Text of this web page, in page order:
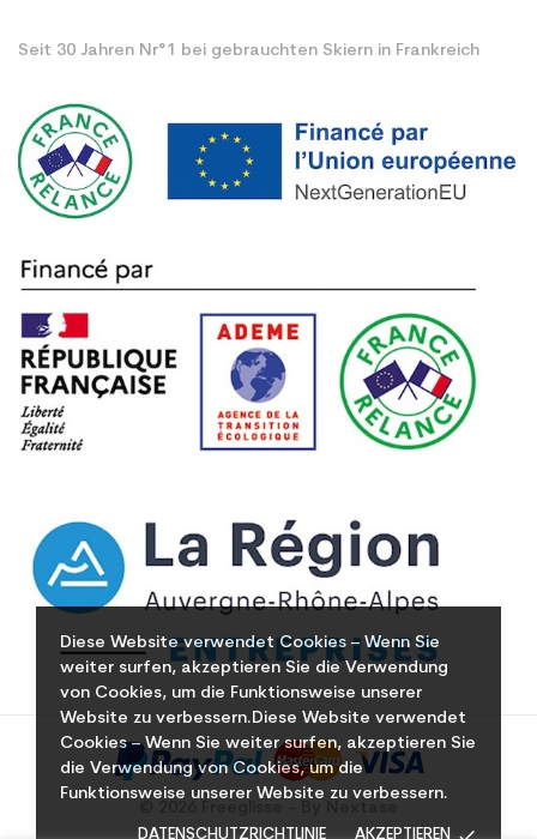
Diese Website verwendet Cookies – Wenn Sie
weiter surfen, akzeptieren Sie die Verwendung
von Cookies, um die Funktionsweise unserer
Website zu verbessern.Diese Website verwendet
Cookies – Wenn Sie weiter surfen, akzeptieren Sie
die Verwendung von Cookies, um die
Funktionsweise unserer Website zu verbessern.
DATENSCHUTZRICHTLINIE AKZEPTIEREN
Seit 30 Jahren Nr°1 bei gebrauchten Skiern in Frankreich